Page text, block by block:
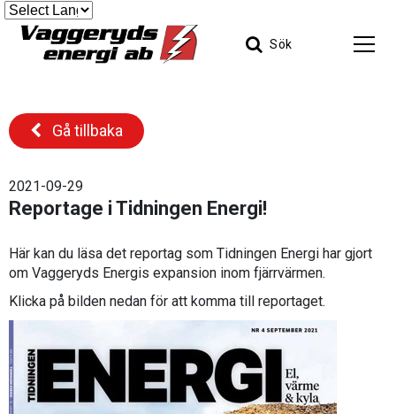
Sök
Gå tillbaka
2021-09-29
Reportage i Tidningen Energi!
Här kan du läsa det reportag som Tidningen Energi har gjort
om Vaggeryds Energis expansion inom fjärrvärmen.
Klicka på bilden nedan för att komma till reportaget.